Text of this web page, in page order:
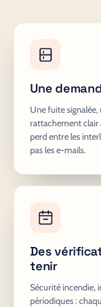
Une
Une fuite
rattachement clair
perd entre les
pas les e-mails.
Des
tenir
Sécurité incendie,
périodiques :